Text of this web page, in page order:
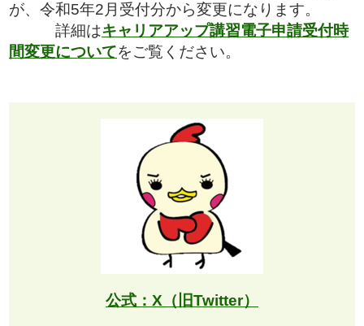
が、令和5年2月受付分から変更になります。
詳細はキャリアアップ講習電子申請受付時
間変更についてをご覧ください。
公式： X（旧Twitter）